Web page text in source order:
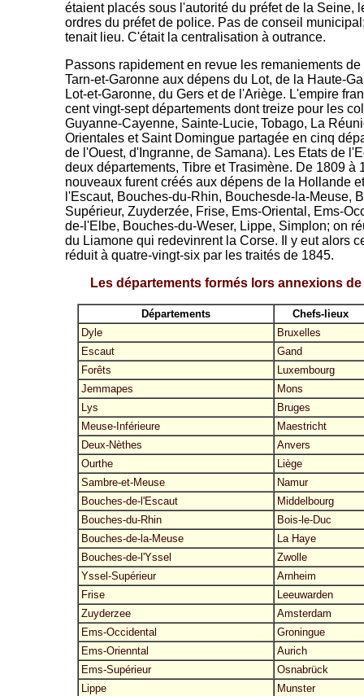
étaient placés sous l'autorité du préfet de la Seine,
ordres du préfet de police. Pas de conseil
tenait lieu. C'était la centralisation à outrance.
Passons rapidement en revue les remaniements
Tarn-et-Garonne aux dépens du Lot, de la Haute-
Lot-et-Garonne, du Gers et de l'Ariège. L'empire
cent vingt-sept départements dont treize pour les
Guyanne-Cayenne, Sainte-Lucie, Tobago, La
Orientales et Saint Domingue partagée en cinq
de l'Ouest, d'Ingranne, de Samana). Les Etats de
deux départements, Tibre et Trasimène. De 1809 à
nouveaux furent créés aux dépens de la Hollande
l'Escaut, Bouches-du-Rhin, Bouchesde-la-Meuse,
Supérieur, Zuyderzée, Frise, Ems-Oriental, Ems-
de-l'Elbe, Bouches-du-Weser, Lippe, Simplon; on
du Liamone qui redevinrent la Corse. Il y eut alors
réduit à quatre-vingt-six par les traités de 1845.
Les départements formés lors annexions
Départements
Chefs-lieux
Dyle
Bruxelles
Escaut
Gand
Forêts
Luxembourg
Jemmapes
Mons
Lys
Bruges
Meuse-Inférieure
Maestricht
Deux-Nèthes
Anvers
Ourthe
Liège
Sambre-et-Meuse
Namur
Bouches-de-l'Escaut
Middelbourg
Bouches-du-Rhin
Bois-le-Duc
Bouches-de-la-Meuse
La Haye
Bouches-de-l'Yssel
Zwolle
Yssel-Supérieur
Arnheim
Frise
Leeuwarden
Zuyderzee
Amsterdam
Ems-Occidental
Groningue
Ems-Orienntal
Aurich
Ems-Supérieur
Osnabrück
Lippe
Munster